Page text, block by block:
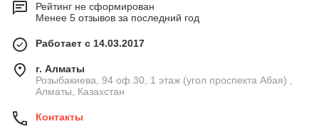
Рейтинг не сформирован
Менее 5 отзывов за последний год
Работает с 14.03.2017
г. Алматы
Розыбакиева, 94 оф.30, 1 этаж (угол проспекта Абая) ,
Алматы, Казахстан
Контакты